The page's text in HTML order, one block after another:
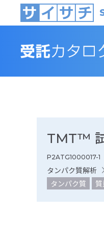
TMT™
P2ATG1000017-1
タンパク質解析
タンパク質